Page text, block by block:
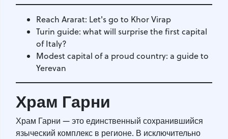
Reach Ararat: Let's go to Khor Virap
Turin guide: what will surprise the first capital
of Italy?
Modest capital of a proud country: a guide to
Yerevan
Храм Гарни
Храм Гарни — это единственный сохранившийся
языческий комплекс в регионе. В исключительно